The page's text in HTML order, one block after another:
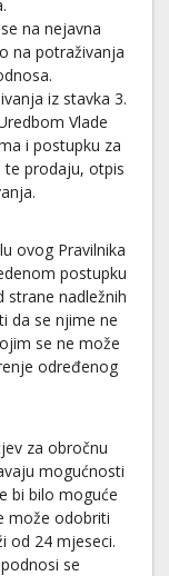
na nejavna
na potraživanja
iz stavka 3.
Vlade
i postupku za
te prodaju, otpis
ovog Pravilnika
postupku
strane nadležnih
da se njime ne
se ne može
određenog
za obročnu
mogućnosti
bi bilo moguće
može odobriti
od 24 mjeseci.
se